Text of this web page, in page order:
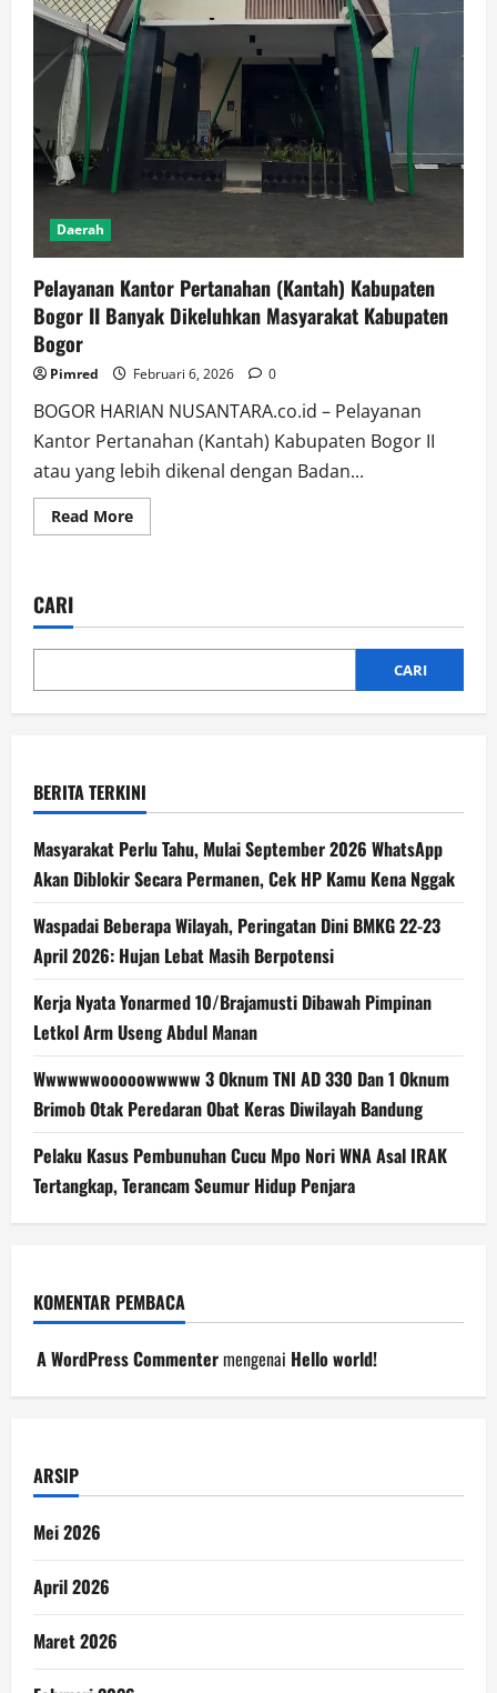
Daerah
Pelayanan Kantor Pertanahan (Kantah) Kabupaten
Bogor II Banyak Dikeluhkan Masyarakat Kabupaten
Bogor
Pimred Februari 6, 2026 0
BOGOR HARIAN NUSANTARA.co.id – Pelayanan
Kantor Pertanahan (Kantah) Kabupaten Bogor II
atau yang lebih dikenal dengan Badan...
Read More
CARI
CARI
BERITA TERKINI
Masyarakat Perlu Tahu, Mulai September 2026 WhatsApp
Akan Diblokir Secara Permanen, Cek HP Kamu Kena Nggak
Waspadai Beberapa Wilayah, Peringatan Dini BMKG 22-23
April 2026: Hujan Lebat Masih Berpotensi
Kerja Nyata Yonarmed 10/Brajamusti Dibawah Pimpinan
Letkol Arm Useng Abdul Manan
Wwwwwwooooowwwww 3 Oknum TNI AD 330 Dan 1 Oknum
Brimob Otak Peredaran Obat Keras Diwilayah Bandung
Pelaku Kasus Pembunuhan Cucu Mpo Nori WNA Asal IRAK
Tertangkap, Terancam Seumur Hidup Penjara
KOMENTAR PEMBACA
A WordPress Commentermengenai Hello world!
ARSIP
Mei 2026
April 2026
Maret 2026